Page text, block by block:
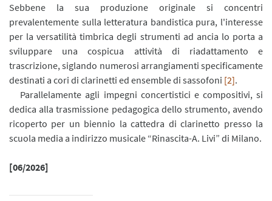
Sebbene la sua produzione originale si concentri
prevalentemente sulla letteratura bandistica pura, l'interesse
per la versatilità timbrica degli strumenti ad ancia lo porta a
sviluppare una cospicua attività di riadattamento e
trascrizione, siglando numerosi arrangiamenti specificamente
destinati a cori di clarinetti ed ensemble di sassofoni [2].
Parallelamente agli impegni concertistici e compositivi, si
dedica alla trasmissione pedagogica dello strumento, avendo
ricoperto per un biennio la cattedra di clarinetto presso la
scuola media a indirizzo musicale “Rinascita-A. Livi” di Milano.
[06/2026]